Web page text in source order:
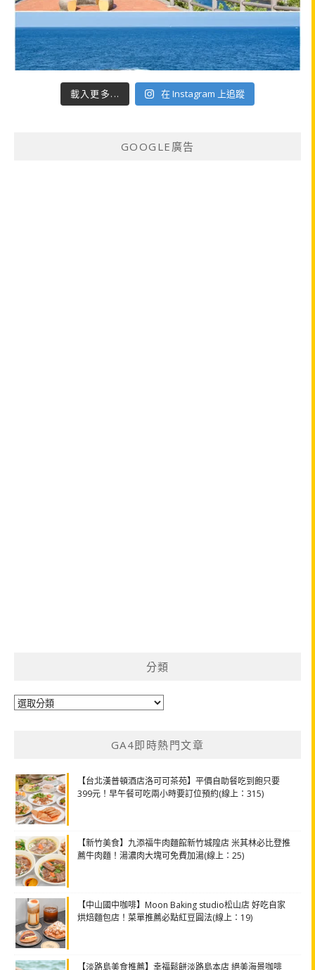
載入更多... 在 Instagram 上追蹤
GOOGLE廣告
分類
分
GA4即時熱門文章
【台北漢普頓酒店洛可可茶苑】平價自助餐吃到飽只要
399元！早午餐可吃兩小時要訂位預約(線上：315)
【新竹美食】九添福牛肉麵館新竹城隍店 米其林必比登推
薦牛肉麵！湯濃肉大塊可免費加湯(線上：25)
【中山國中咖啡】Moon Baking studio松山店 好吃自家
烘焙麵包店！菜單推薦必點紅豆圓法(線上：19)
【淡路島美食推薦】幸福鬆餅淡路島本店 絕美海景咖啡